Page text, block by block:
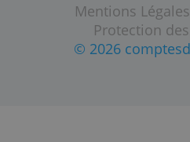
» Visitez